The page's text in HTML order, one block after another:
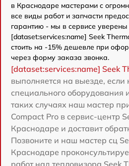
в Краснодаре мастерами с
все виды работ и запчасти
гарантию - мы в сервисе
[dataset:services:name] Seek
стоить на -15% дешевле при
через форму заказа звонка.
[dataset:services:name] Seek
выполняется на выезде, если
специального оборудования
таких случаях наш мастер
Compact Pro в сервис-центр
Краснодаре и доставит
Позвоните и наш мастер сц
Краснодаре
работ над тепловизора Seek